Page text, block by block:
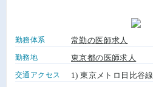
勤務体系 常勤の医師求人
勤務地 東京都の医師求人
交通アクセス 1) 東京メトロ日比谷線